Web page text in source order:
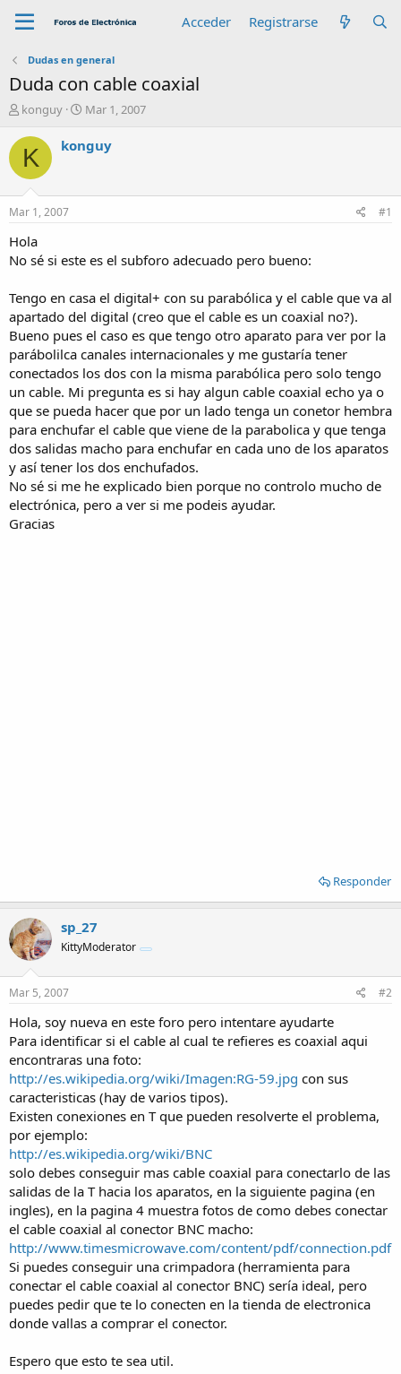
Acceder Registrarse
Dudas en general
Duda con cable coaxial
A
t
o
r
konguy
F
c
h
c
o
Mar 1, 2007
K konguy
Mar 1, 2007 #1
Hola
No sé si este es el subforo adecuado pero bueno:
Tengo en casa el digital+ con su parabólica y el cable que va al
apartado del digital (creo que el cable es un coaxial no?).
Bueno pues el caso es que tengo otro aparato para ver por la
parábolilca canales internacionales y me gustaría tener
conectados los dos con la misma parabólica pero solo tengo
un cable. Mi pregunta es si hay algun cable coaxial echo ya o
que se pueda hacer que por un lado tenga un conetor hembra
para enchufar el cable que viene de la parabolica y que tenga
dos salidas macho para enchufar en cada uno de los aparatos
y así tener los dos enchufados.
No sé si me he explicado bien porque no controlo mucho de
electrónica, pero a ver si me podeis ayudar.
Gracias
Responder
sp_27
KittyModerator
Mar 5, 2007 #2
Hola, soy nueva en este foro pero intentare ayudarte
Para identificar si el cable al cual te refieres es coaxial aqui
encontraras una foto:
http://es.wikipedia.org/wiki/Imagen:RG-59.jpg con sus
caracteristicas (hay de varios tipos).
Existen conexiones en T que pueden resolverte el problema,
por ejemplo:
http://es.wikipedia.org/wiki/BNC
solo debes conseguir mas cable coaxial para conectarlo de las
salidas de la T hacia los aparatos, en la siguiente pagina (en
ingles), en la pagina 4 muestra fotos de como debes conectar
el cable coaxial al conector BNC macho:
http://www.timesmicrowave.com/content/pdf/connection.pdf
Si puedes conseguir una crimpadora (herramienta para
conectar el cable coaxial al conector BNC) sería ideal, pero
puedes pedir que te lo conecten en la tienda de electronica
donde vallas a comprar el conector.
Espero que esto te sea util.